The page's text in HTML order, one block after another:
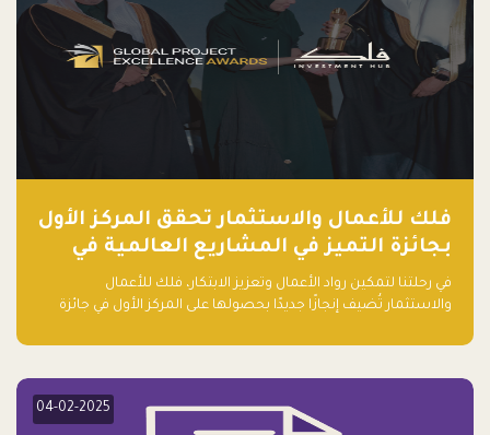
فلك للأعمال والاستثمار تحقق المركز الأول
بجائزة التميز في المشاريع العالمية في
ريادة الأعمال الصاعدة لعام ٢٠٢٤
في رحلتنا لتمكين رواد الأعمال وتعزيز الابتكار، فلك للأعمال
والاستثمار تُضيف إنجازًا جديدًا بحصولها على المركز الأول في جائزة
04-02-2025